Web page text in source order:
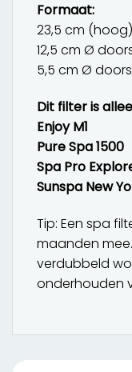
Formaat:
23,5 cm (hoog)
12,5 cm Ø
5,5 cm Ø
Dit filter is
Enjoy M1
Pure Spa 1500
Spa Pro
Sunspa New
Tip: Een spa
maanden
verdubbeld
onderhouden